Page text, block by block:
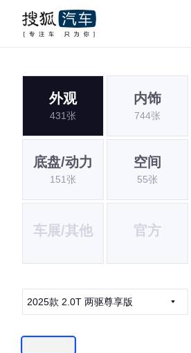
外观
431张
内饰
744张
底盘/动力
151张
空间
55张
车展/其他 官方
2025款 2.0T 两驱尊享版